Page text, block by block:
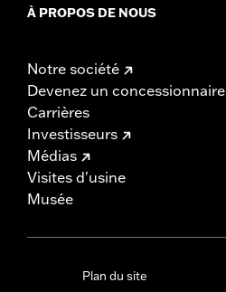
À PROPOS DE NOUS
Notre société
Devenez un concessionnaire
Carrières
Investisseurs
Médias
Visites d'usine
Musée
Plan du site